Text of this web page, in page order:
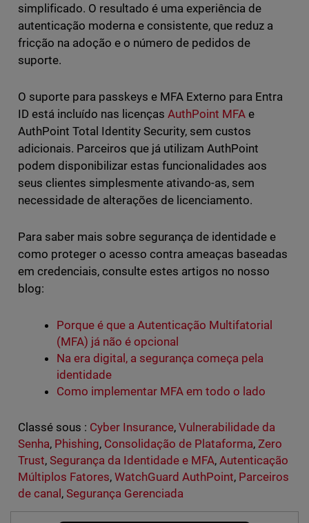
simplificado. O resultado é uma experiência de
autenticação moderna e consistente, que reduz a
fricção na adoção e o número de pedidos de
suporte.
O suporte para passkeys e MFA Externo para Entra
ID está incluído nas licenças AuthPoint MFA e
AuthPoint Total Identity Security, sem custos
adicionais. Parceiros que já utilizam AuthPoint
podem disponibilizar estas funcionalidades aos
seus clientes simplesmente ativando-as, sem
necessidade de alterações de licenciamento.
Para saber mais sobre segurança de identidade e
como proteger o acesso contra ameaças baseadas
em credenciais, consulte estes artigos no nosso
blog:
Porque é que a Autenticação Multifatorial
(MFA) já não é opcional
Na era digital, a segurança começa pela
identidade
Como implementar MFA em todo o lado
Classé sous : Cyber Insurance,Vulnerabilidade da
Senha, Phishing, Consolidação de Plataforma,Zero
Trust, Segurança da Identidade e MFA,Autenticação
Múltiplos Fatores, WatchGuard AuthPoint, Parceiros
de canal , Segurança Gerenciada